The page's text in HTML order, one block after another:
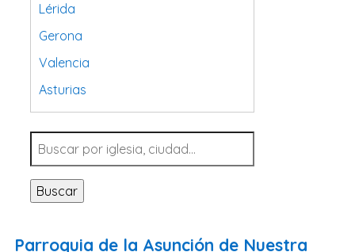
Lérida
Gerona
Valencia
Asturias
Tarragona
Navarra
Valladolid
Sevilla
Buscar
Parroquia de la Asunción de Nuestra